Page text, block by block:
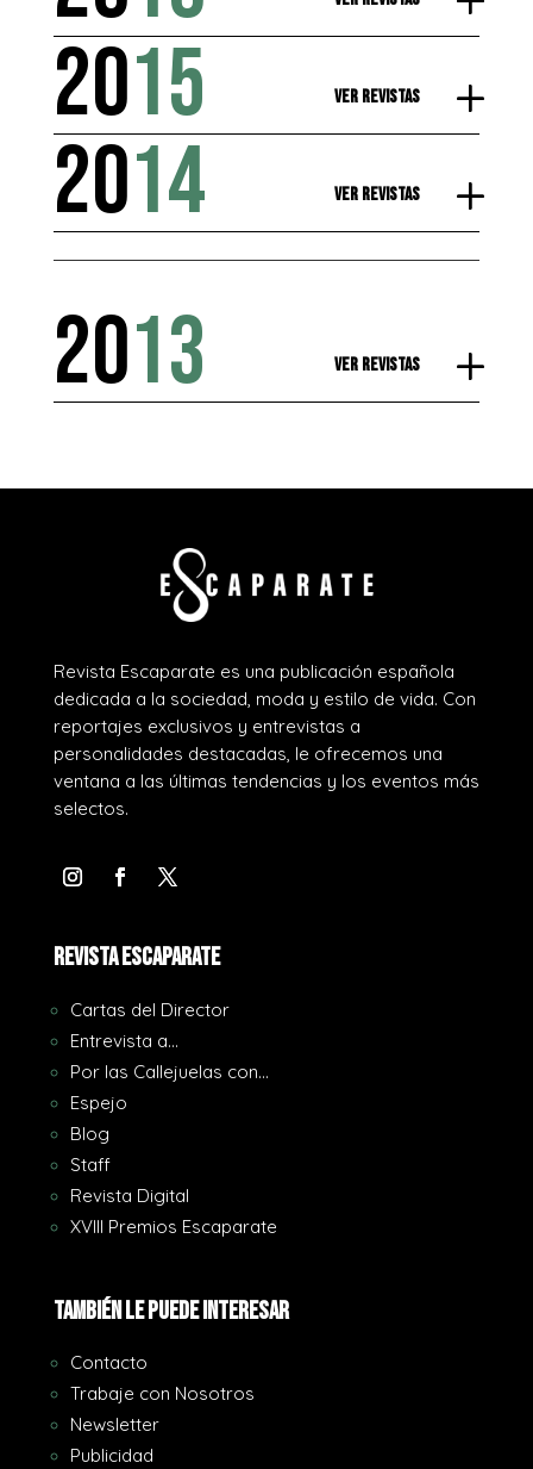
2015 Ver Revistas
2014 Ver Revistas
2013 Ver Revistas
Revista Escaparate es una publicación española
dedicada a la sociedad, moda y estilo de vida. Con
reportajes exclusivos y entrevistas a
personalidades destacadas, le ofrecemos una
ventana a las últimas tendencias y los eventos más
selectos.
REVISTA ESCAPARATE
Cartas del Director
Entrevista a…
Por las Callejuelas con…
Espejo
Blog
Staff
Revista Digital
XVIII Premios Escaparate
También le puede interesar
Contacto
Trabaje con Nosotros
Newsletter
Publicidad